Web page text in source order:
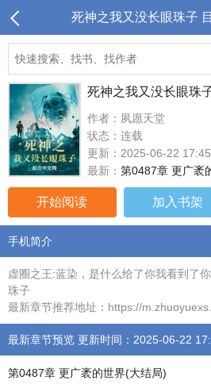
死神之我又没长眼珠子
死神之我又没长眼珠
作者：夙愿天堂
状态：连载
更新：2025-06-22
最新： 第0487章 更广袤
开始阅读 加入书架
手机简介
虚圈之王:蓝染，是什么给了你我看到了
珠子
最新章节推荐地址：https://
最新章节预览 更新时间：2025-06-22
第0487章 更广袤的世界(大结局)